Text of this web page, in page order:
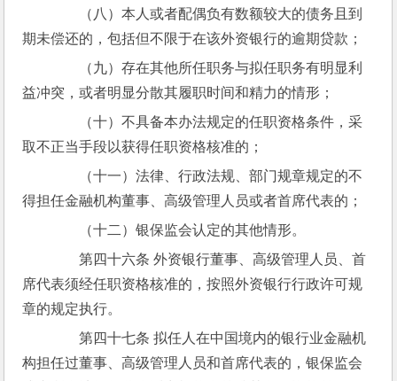
（八）本人或者配偶负有数额较大的债务且到
期未偿还的，包括但不限于在该外资银行的逾期贷款；
（九）存在其他所任职务与拟任职务有明显利
益冲突，或者明显分散其履职时间和精力的情形；
（十）不具备本办法规定的任职资格条件，采
取不正当手段以获得任职资格核准的；
（十一）法律、行政法规、部门规章规定的不
得担任金融机构董事、高级管理人员或者首席代表的；
（十二）银保监会认定的其他情形。
第四十六条 外资银行董事、高级管理人员、首
席代表须经任职资格核准的，按照外资银行行政许可规
章的规定执行。
第四十七条 拟任人在中国境内的银行业金融机
构担任过董事、高级管理人员和首席代表的，银保监会